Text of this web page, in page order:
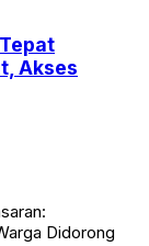
Akses
Didorong